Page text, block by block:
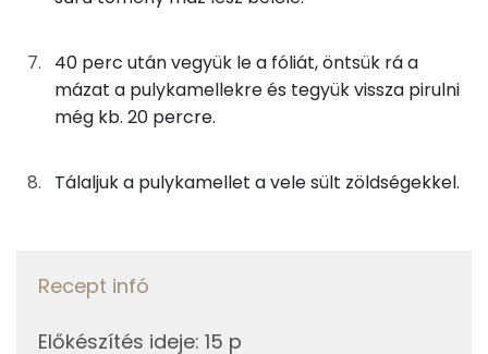
Fehérje
Összesen 54.7 g
Zsír
Telített zsírsav
40 perc után vegyük le a fóliát, öntsük rá a
mázat a pulykamellekre és tegyük vissza pirulni
még kb. 20 percre.
Tálaljuk a pulykamellet a vele sült zöldségekkel.
Recept infó
Előkészítés ideje: 15 p